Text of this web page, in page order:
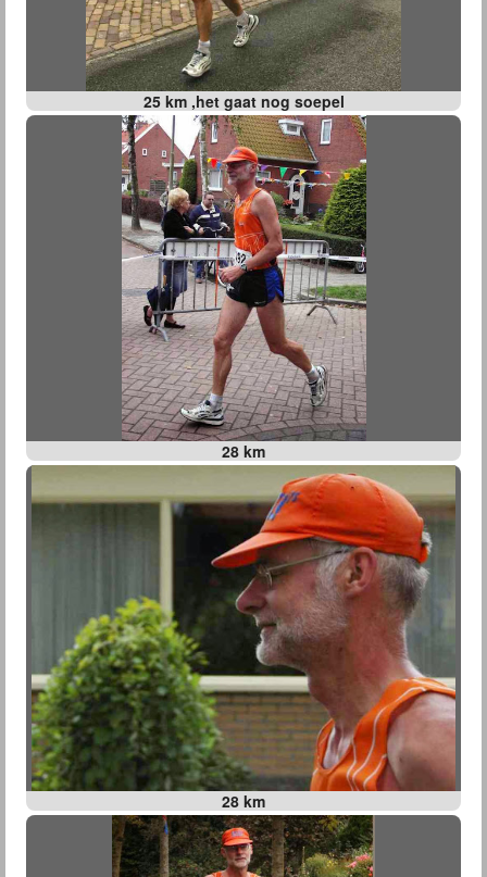
25 km ,het gaat nog soepel
28 km
28 km